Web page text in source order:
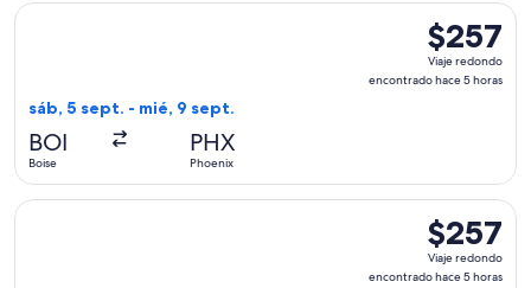
$257
Viaje
redondo,
$257
Viaje redondo
encontrado hace 5 horas
sáb, 5 sept. - mié, 9 sept.
BOI
Boise
PHX
Phoenix
Seleccionar vuelo de Southwest Airlines, con salida el sáb,
$257
Viaje
redondo,
$257
Viaje redondo
encontrado hace 5 horas
Seleccionar vuelo de American Airlines, con salida el sáb,